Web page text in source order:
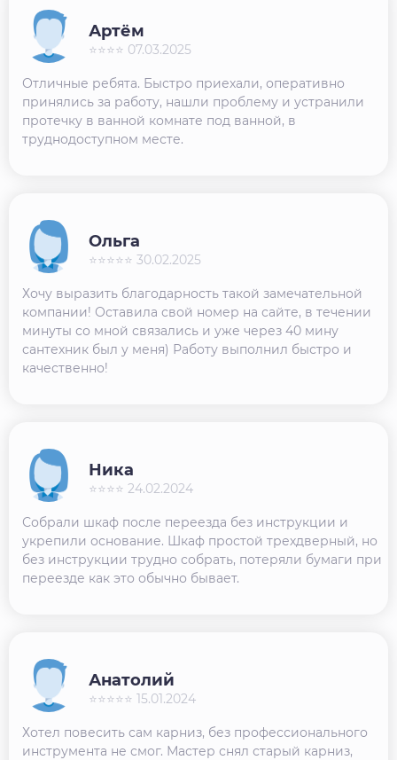
Отличные ребята. Быстро приехали, оперативно
принялись за работу, нашли проблему и устранили
протечку в ванной комнате под ванной, в
труднодоступном месте.
Артём
⭐⭐⭐⭐ 07.03.2025
Хочу выразить благодарность такой замечательной
компании! Оставила свой номер на сайте, в течении
минуты со мной связались и уже через 40 мину
сантехник был у меня) Работу выполнил быстро и
качественно!
Ольга
⭐⭐⭐⭐⭐ 30.02.2025
Собрали шкаф после переезда без инструкции и
укрепили основание. Шкаф простой трехдверный, но
без инструкции трудно собрать, потеряли бумаги при
переезде как это обычно бывает.
Ника
⭐⭐⭐⭐ 24.02.2024
Хотел повесить сам карниз, без профессионального
инструмента не смог. Мастер снял старый карниз,
Анатолий
⭐⭐⭐⭐⭐ 15.01.2024